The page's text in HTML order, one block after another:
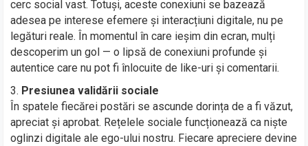
cerc social vast. Totuși, aceste conexiuni se bazează
adesea pe interese efemere și interacțiuni digitale, nu pe
legături reale. În momentul în care ieșim din ecran, mulți
descoperim un gol — o lipsă de conexiuni profunde și
autentice care nu pot fi înlocuite de like-uri și comentarii.
Presiunea validării sociale
În spatele fiecărei postări se ascunde dorința de a fi văzut,
apreciat și aprobat. Rețelele sociale funcționează ca niște
oglinzi digitale ale ego-ului nostru. Fiecare apreciere devine